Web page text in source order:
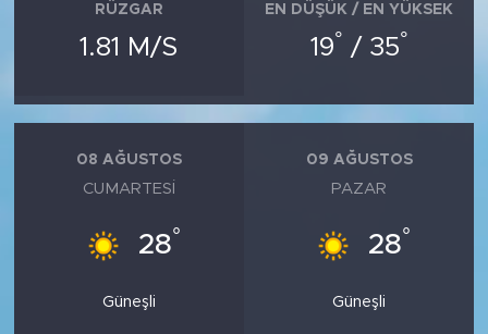
RÜZGAR
1.81 M/S
EN DÜŞÜK / EN YÜKSEK
19° / 35°
08 AĞUSTOS
CUMARTESI
28°
Güneşli
09 AĞUSTOS
PAZAR
28°
Güneşli
SİYASET
FOTO GALERİ
ALINTI YAZARLAR